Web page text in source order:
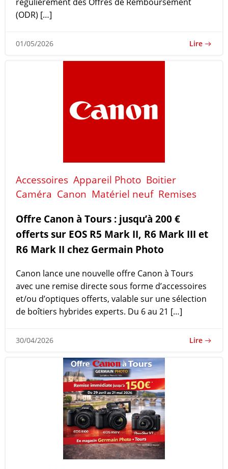
régulièrement des Offres de Remboursement
(ODR) […]
01/05/2026 Lire
Accessoires Appareil Photo Boitier
Caméra Canon Matériel neuf Remises
Offre Canon à Tours : jusqu’à 200 €
offerts sur EOS R5 Mark II, R6 Mark III et
R6 Mark II chez Germain Photo
Canon lance une nouvelle offre Canon à Tours
avec une remise directe sous forme d’accessoires
et/ou d’optiques offerts, valable sur une sélection
de boîtiers hybrides experts. Du 6 au 21 […]
30/04/2026 Lire